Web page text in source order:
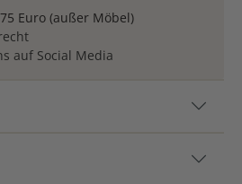
Euro (außer Möbel)
auf Social Media